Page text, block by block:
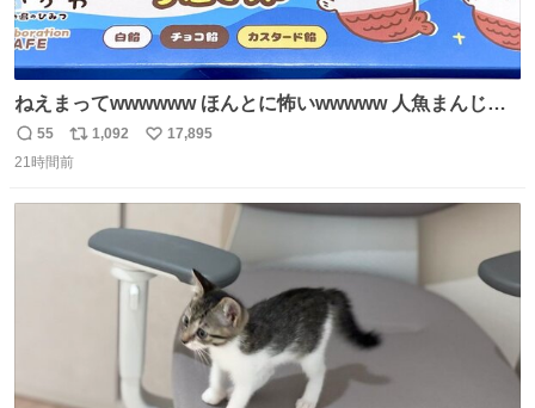
ねえまってwwwwww ほんとに怖いwwwww 人魚まんじゅ
う買ってきたから私も永遠のいのちを…ぐへへ…と思いな
がら1つ食べたら 奥歯欠けたんだけど！！！！？？？ しか
たから何？と思って口から出したら自分の歯wwwwww セ
イレーンの呪いじゃん😭
返
信
55
リ
ポ
1,092
い
17,895
21時間前